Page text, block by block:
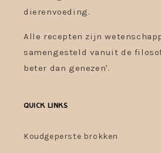
dierenvoeding.
Alle recepten zijn
samengesteld vanuit de
beter dan genezen'.
Quick links
Koudgeperste brokken